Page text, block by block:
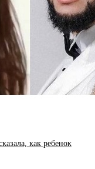
как ребенок